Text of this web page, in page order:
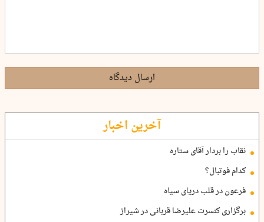
ارسال دیدگاه
آخرین اخبار
نقاب را بردار آقای ستاره
کدام فوتبال؟
فرعون در قلب دریای سیاه
برگزاری کنسرت علیرضا قربانی در شیراز